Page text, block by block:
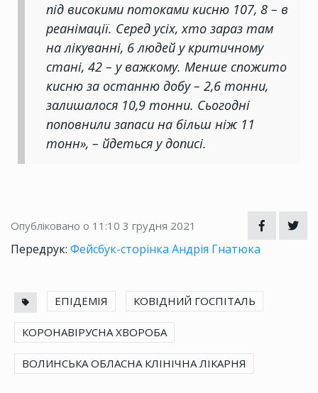
під високими потоками кисню 107, 8 – в
реанімації. Серед усіх, хто зараз там
на лікуванні, 6 людей у критичному
стані, 42 – у важкому. Менше спожито
кисню за останню добу – 2,6 тонни,
залишалося 10,9 тонни. Сьогодні
поповнили запаси на більш ніж 11
тонн», – йдеться у дописі.
Опубліковано о 11:10 3 грудня 2021
Передрук: Фейсбук-сторінка Андрія Гнатюка
ЕПІДЕМІЯ КОВІДНИЙ ГОСПІТАЛЬ
КОРОНАВІРУСНА ХВОРОБА
ВОЛИНСЬКА ОБЛАСНА КЛІНІЧНА ЛІКАРНЯ